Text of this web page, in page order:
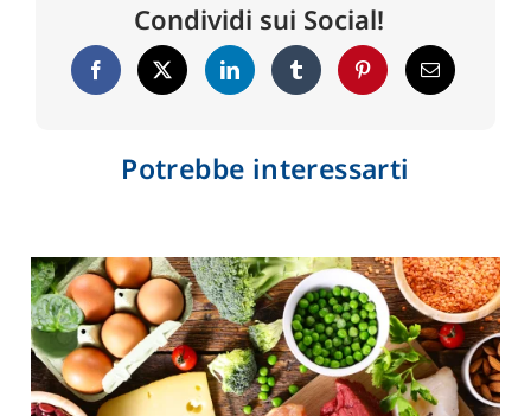
Condividi sui Social!
Potrebbe interessarti